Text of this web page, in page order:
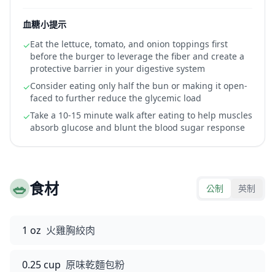
血糖小提示
✓Eat the lettuce, tomato, and onion toppings first
before the burger to leverage the fiber and create a
protective barrier in your digestive system
✓Consider eating only half the bun or making it open-
faced to further reduce the glycemic load
✓Take a 10-15 minute walk after eating to help muscles
absorb glucose and blunt the blood sugar response
🥗食材 公制 英制
1 oz 火雞胸絞肉
0.25 cup 原味乾麵包粉